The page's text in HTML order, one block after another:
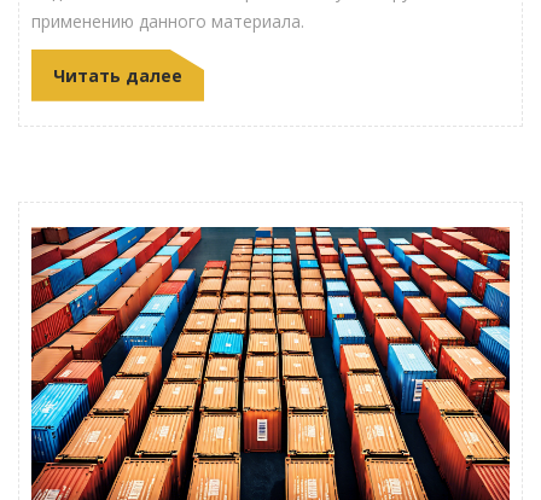
применению данного материала.
Читать далее